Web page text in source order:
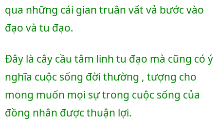
qua những cái gian truân vất vả bước vào
đạo và tu đạo.
Đây là cây cầu tâm linh tu đạo mà cũng có ý
nghĩa cuộc sống đời thường , tượng cho
mong muốn mọi sự trong cuộc sống của
đồng nhân được thuận lợi.